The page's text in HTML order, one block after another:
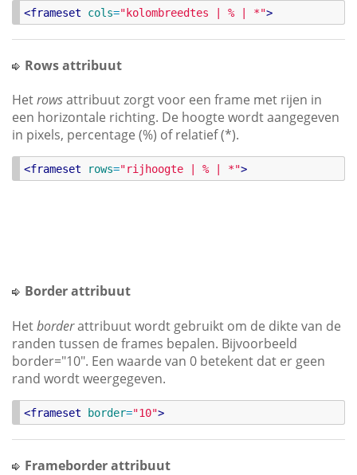
<frameset cols="kolombreedtes | % | *">
Rows attribuut
Hetrowsattribuut zorgt voor een frame met rijen in
een horizontale richting. De hoogte wordt aangegeven
in pixels, percentage (%) of relatief (*).
<frameset rows="rijhoogte | % | *">
Border attribuut
Hetborderattribuut wordt gebruikt om de dikte van de
randen tussen de frames bepalen. Bijvoorbeeld
border="10". Een waarde van 0 betekent dat er geen
rand wordt weergegeven.
<frameset border="10">
Frameborder attribuut